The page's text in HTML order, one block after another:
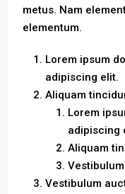
metus. Nam
elementum.
Lorem ipsum
adipiscing elit.
Aliquam
Lorem
adipiscing
Aliquam
Vestibulum